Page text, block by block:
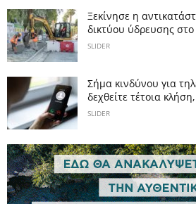
Ξεκίνησε η
δικτύου ύδρευσης
SLIDER
Σήμα κινδύνου για
δεχθείτε τέτοια
SLIDER